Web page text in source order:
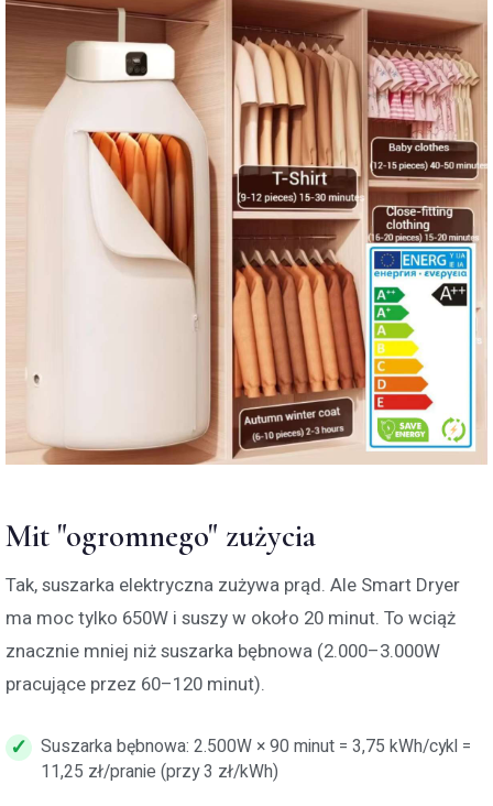
Mit "ogromnego" zużycia
Tak, suszarka elektryczna zużywa prąd. Ale Smart Dryer
ma moc tylko 650W i suszy w około 20 minut. To wciąż
znacznie mniej niż suszarka bębnowa (2.000–3.000W
pracujące przez 60–120 minut).
Suszarka bębnowa: 2.500W × 90 minut = 3,75 kWh/cykl =
11,25 zł/pranie (przy 3 zł/kWh)